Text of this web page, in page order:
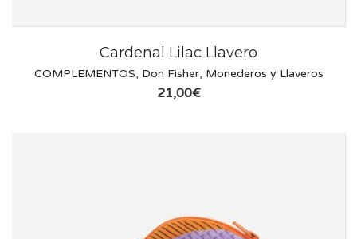
Cardenal Lilac Llavero
COMPLEMENTOS, Don Fisher, Monederos y Llaveros
21,00€